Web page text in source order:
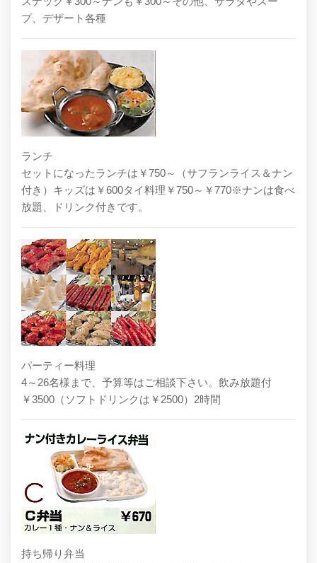
プ、デザート各種
ランチ
セットになったランチは￥750～（サフランライス＆ナン
付き）キッズは￥600タイ料理￥750～￥770※ナンは食べ
放題、ドリンク付きです。
パーティー料理
4～26名様まで、予算等はご相談下さい。飲み放題付
￥3500（ソフトドリンクは￥2500）2時間
持ち帰り弁当